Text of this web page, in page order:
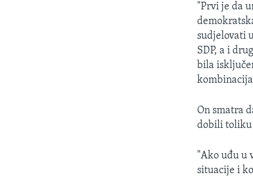
"Prvi je da
sudjelovati
SDP, a i
bila
On smatra
dobili toliku
"Ako uđu u
situacije i